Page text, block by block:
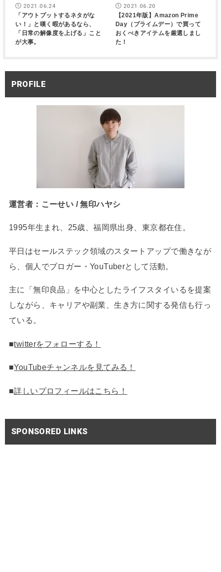
2021.06.24
「アウトプットするネタがな
い！」と嘆く暇があるなら、
「日常の解像度を上げる」こと
が大事。
2021.06.20
【2021年版】Amazon Prime
Day（プライムデー）で買って
おくべきアイテムを厳選しまし
た！
PROFILE
運営者：こーせい / 無印ハヤシ
1995年生まれ、25歳、福岡県出身、東京都在住。
平日はセールステック領域のスタートアップで働きなが
ら、個人でブロガー・YouTuberとして活動。
主に「無印良品」を中心としたライフスタイいるを提案
しながら、キャリアや副業、生き方に関する発信も行っ
ている。
■twitterをフォローする！
■YouTubeチャンネルを見てみる！
■詳しいプロフィールはこちら！
SPONSORED LINKS